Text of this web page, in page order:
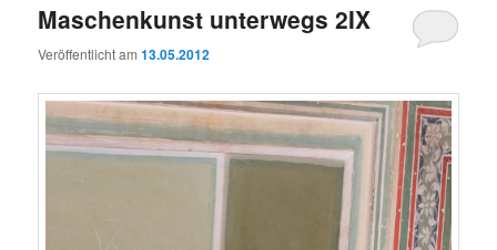
Maschenkunst unterwegs 2IX
Veröffentlicht am13.05.2012